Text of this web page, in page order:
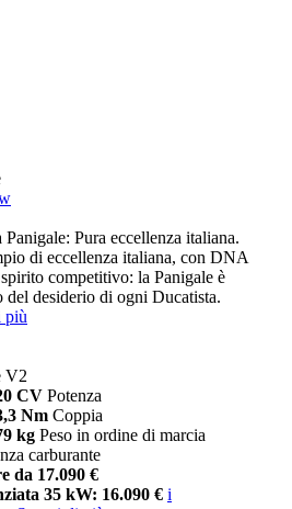
Panigale: Pura eccellenza italiana.
di eccellenza italiana, con DNA
competitivo: la Panigale è
del desiderio di ogni Ducatista.
più
V2
CV Potenza
Nm Coppia
kg Peso in ordine di marcia
carburante
da 17.090 €
35 kW: 16.090 € i